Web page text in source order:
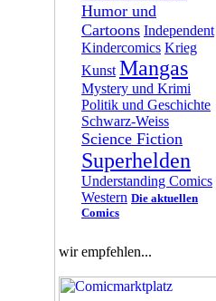
Humor und
Cartoons Independent
Kindercomics Krieg
Kunst Mangas
Mystery und Krimi
Politik und Geschichte
Schwarz-Weiss
Science Fiction
Superhelden
Understanding Comics
Western Die aktuellen
Comics
wir empfehlen...